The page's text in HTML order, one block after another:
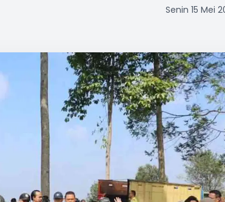
Senin 15 Mei